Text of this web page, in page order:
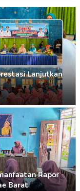
Lanjutkan
Rapor
Barat